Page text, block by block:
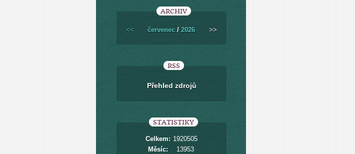
ARCHIV
<< červenec / 2026 >>
RSS
Přehled zdrojů
STATISTIKY
Celkem: 1920505
Měsíc:
13953